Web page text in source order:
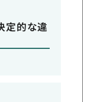
定的な違